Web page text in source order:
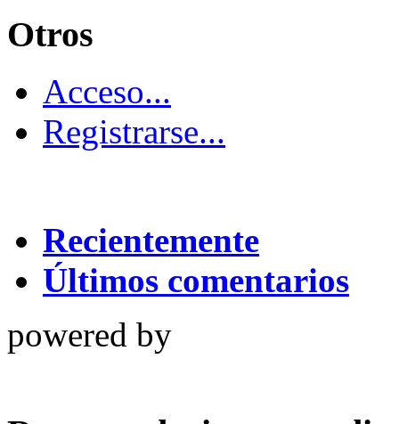
Otros
Acceso...
Registrarse...
Recientemente
Últimos comentarios
powered by